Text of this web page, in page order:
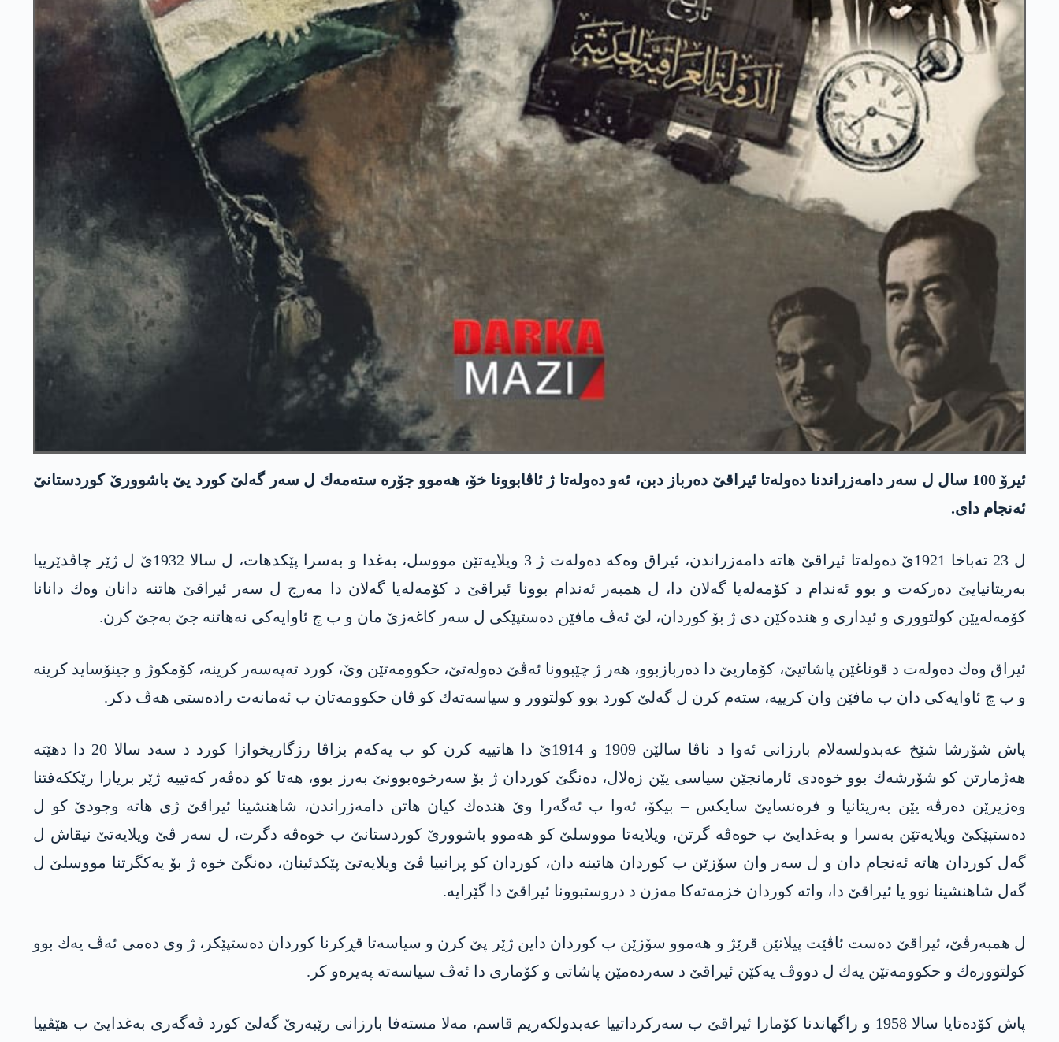
ئیرۆ 100 سال ل سه‌ر دامه‌زراندنا ده‌وله‌تا ئیراقێ ده‌رباز دبن، ئه‌و ده‌وله‌تا ژ ئاڤابوونا خۆ، هه‌موو جۆره‌ سته‌مه‌ك ل سه‌ر گه‌لێ كورد یێ باشوورێ كوردستانێ
ئه‌نجام دای.
ل 23 ته‌باخا 1921ێ ده‌وله‌تا ئیراقێ هاته‌ دامه‌زراندن، ئیراق وه‌كه‌ ده‌وله‌ت ژ 3 ویلایه‌تێن مووسل، به‌غدا و به‌سرا پێكدهات، ل سالا 1932ێ ل ژێر چاڤدێرییا
به‌ریتانیایێ ده‌ركه‌ت و بوو ئه‌ندام د كۆمه‌له‌یا گه‌لان دا، ل همبه‌ر ئەندام بوونا ئیراقێ د کۆمەلەیا گەلان دا مه‌رج ل سه‌ر ئیراقێ هاتنه‌ دانان وه‌ك دانانا
كۆمه‌له‌یێن كولتووری و ئیداری و هنده‌كێن دی ژ بۆ كوردان، لێ ئه‌ڤ مافێن ده‌ستپێكی ل سه‌ر كاغه‌زێ مان و ب چ ئاوایه‌كی نه‌هاتنه‌ جێ به‌جێ كرن.
ئیراق وه‌ك ده‌وله‌ت د قوناغێن پاشاتیێ، كۆماریێ دا ده‌ربازبوو، هه‌ر ژ چێبوونا ئه‌ڤێ ده‌وله‌تێ، حكوومه‌تێن وێ، كورد ته‌په‌سه‌ر كرینه، كۆمكوژ و جینۆساید كرینه‌‌
و ب چ ئاوایه‌كی دان ب مافێن وان كرییه‌، سته‌م كرن ل گه‌لێ كورد بوو كولتوور و سیاسه‌ته‌ك كو ڤان حكوومه‌تان ب ئه‌مانه‌ت راده‌ستی هه‌ڤ دكر.
پاش شۆرشا شێخ عه‌بدولسه‌لام بارزانی ئه‌وا د ناڤا سالێن 1909 و 1914ێ دا هاتییه‌ كرن كو ب یه‌كه‌م بزاڤا رزگاریخوازا كورد د سه‌د سالا 20 دا دهێته‌
هه‌ژمارتن كو شۆرشه‌ك بوو خوه‌دی ئارمانجێن سیاسی یێن زه‌لال، ده‌نگێ كوردان ژ بۆ سه‌رخوه‌بوونێ به‌رز بوو، هه‌تا كو ده‌ڤه‌ر كه‌تییه‌ ژێر بریارا رێككه‌فتنا
وه‌زیرێن ده‌رڤه‌ یێن به‌ریتانیا و فره‌نسایێ سایكس – بیكۆ، ئه‌وا ب ئه‌گه‌را وێ هنده‌ك كیان هاتن دامه‌زراندن، شاهنشینا ئیراقێ ژی هاته‌ وجودێ كو ل
ده‌ستپێكێ ویلایه‌تێن به‌سرا و به‌غدایێ ب خوه‌ڤه‌ گرتن، ویلایه‌تا مووسلێ كو هه‌موو باشوورێ كوردستانێ ب خوه‌ڤه‌ دگرت، ل سه‌ر ڤێ ویلایه‌تێ نیقاش ل
گه‌ل كوردان هاته‌ ئه‌نجام دان و ل سه‌ر وان سۆزێن ب كوردان هاتینه‌ دان، كوردان كو پرانییا ڤێ ویلایه‌تێ پێكدئینان، ده‌نگێ خوه‌ ژ بۆ یه‌كگرتنا مووسلێ ل
گه‌ل شاهنشینا نوو یا ئیراقێ دا، واته‌ كوردان خزمه‌ته‌كا مه‌زن د دروستبوونا ئیراقێ دا گێرایه‌.
ل همبه‌رڤێ، ئیراقێ ده‌ست ئاڤێت پیلانێن قرێژ و هه‌موو سۆزێن ب كوردان داین ژێر پێ كرن و سیاسه‌تا قڕكرنا كوردان ده‌ستپێكر، ژ وی ده‌می ئه‌ڤ یه‌ك بوو
كولتووره‌ك و حكوومه‌تێن یه‌ك ل دووڤ یه‌كێن ئیراقێ د سه‌رده‌مێن پاشاتی و كۆماری دا ئه‌ڤ سیاسه‌ته‌ په‌یره‌و كر.
پاش كۆده‌تایا سالا 1958 و راگهاندنا كۆمارا ئیراقێ ب سه‌ركرداتییا عه‌بدولكه‌ریم قاسم، مه‌لا مسته‌فا بارزانی رێبه‌رێ گه‌لێ كورد ڤه‌گه‌ری به‌غدایێ ب هێڤییا